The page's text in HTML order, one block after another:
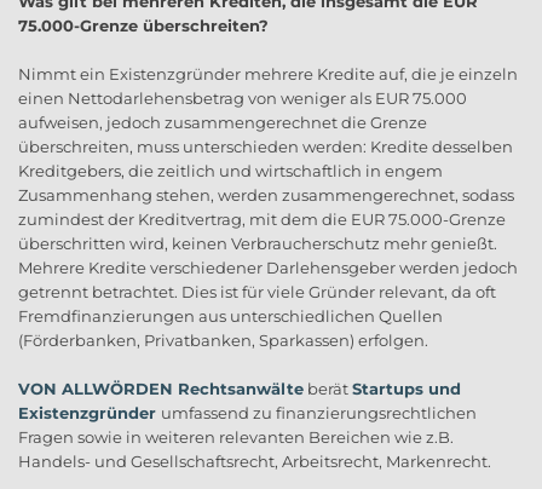
75.000-Grenze überschreiten?
Nimmt ein Existenzgründer mehrere Kredite auf, die je einzeln
einen Nettodarlehensbetrag von weniger als EUR 75.000
aufweisen, jedoch zusammengerechnet die Grenze
überschreiten, muss unterschieden werden: Kredite desselben
Kreditgebers, die zeitlich und wirtschaftlich in engem
Zusammenhang stehen, werden zusammengerechnet, sodass
zumindest der Kreditvertrag, mit dem die EUR 75.000-Grenze
überschritten wird, keinen Verbraucherschutz mehr genießt.
Mehrere Kredite verschiedener Darlehensgeber werden jedoch
getrennt betrachtet. Dies ist für viele Gründer relevant, da oft
Fremdfinanzierungen aus unterschiedlichen Quellen
(Förderbanken, Privatbanken, Sparkassen) erfolgen.
VON ALLWÖRDEN Rechtsanwälte berätStartups und
Existenzgründer umfassend zu finanzierungsrechtlichen
Fragen sowie in weiteren relevanten Bereichen wie z.B.
Handels- und Gesellschaftsrecht, Arbeitsrecht, Markenrecht.